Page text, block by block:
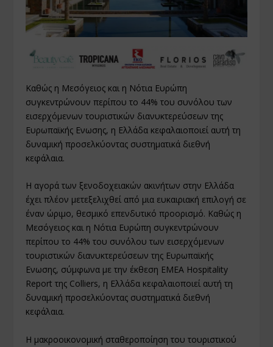
Καθώς η Μεσόγειος και η Νότια Ευρώπη
συγκεντρώνουν περίπου το 44% του συνόλου των
εισερχόμενων τουριστικών διανυκτερεύσεων της
Ευρωπαϊκής Ενωσης, η Ελλάδα κεφαλαιοποιεί αυτή τη
δυναμική προσελκύοντας συστηματικά διεθνή
κεφάλαια.
Η αγορά των ξενοδοχειακών ακινήτων στην Ελλάδα
έχει πλέον μετεξελιχθεί από μια ευκαιριακή επιλογή σε
έναν ώριμο, θεσμικό επενδυτικό προορισμό. Καθώς η
Μεσόγειος και η Νότια Ευρώπη συγκεντρώνουν
περίπου το 44% του συνόλου των εισερχόμενων
τουριστικών διανυκτερεύσεων της Ευρωπαϊκής
Ενωσης, σύμφωνα με την έκθεση EMEA Hospitality
Report της Colliers, η Ελλάδα κεφαλαιοποιεί αυτή τη
δυναμική προσελκύοντας συστηματικά διεθνή
κεφάλαια.
Η μακροοικονομική σταθεροποίηση του τουριστικού